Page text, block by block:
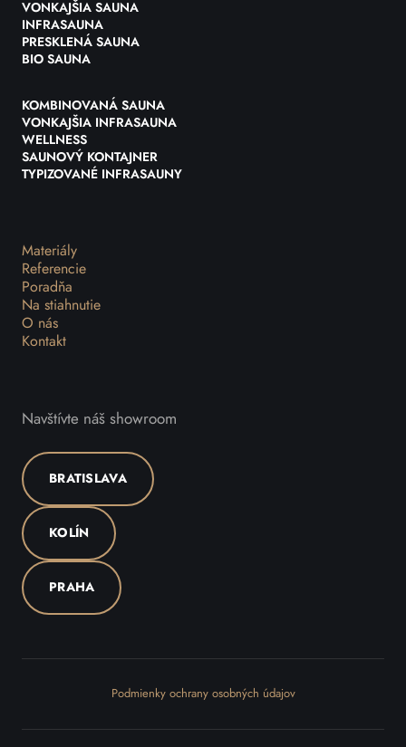
VONKAJŠIA SAUNA
INFRASAUNA
PRESKLENÁ SAUNA
BIO SAUNA
KOMBINOVANÁ SAUNA
VONKAJŠIA INFRASAUNA
WELLNESS
SAUNOVÝ KONTAJNER
TYPIZOVANÉ INFRASAUNY
Materiály
Referencie
Poradňa
Na stiahnutie
O nás
Kontakt
Navštívte náš showroom
BRATISLAVA
KOLÍN
PRAHA
Podmienky ochrany osobných údajov